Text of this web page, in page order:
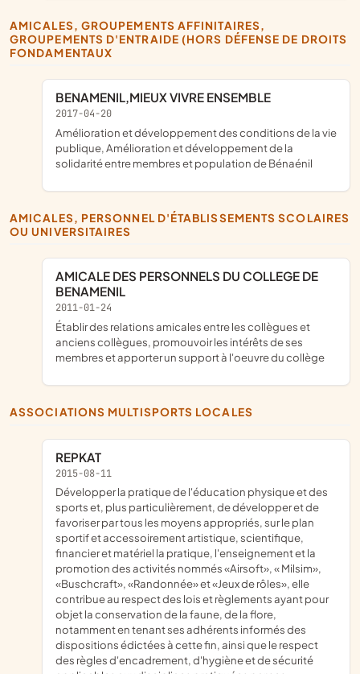
AMICALES, GROUPEMENTS AFFINITAIRES,
GROUPEMENTS D'ENTRAIDE (HORS DÉFENSE DE DROITS
FONDAMENTAUX
BENAMENIL,MIEUX VIVRE ENSEMBLE
2017-04-20
amélioration et développement des conditions de la vie
publique, Amélioration et développement de la
solidarité entre membres et population de Bénaénil
AMICALES, PERSONNEL D'ÉTABLISSEMENTS SCOLAIRES
OU UNIVERSITAIRES
AMICALE DES PERSONNELS DU COLLEGE DE
BENAMENIL
2011-01-24
établir des relations amicales entre les collègues et
anciens collègues, promouvoir les intérêts de ses
membres et apporter un support à l'oeuvre du collège
ASSOCIATIONS MULTISPORTS LOCALES
REPKAT
2015-08-11
développer la pratique de l'éducation physique et des
sports et, plus particulièrement, de développer et de
favoriser par tous les moyens appropriés, sur le plan
sportif et accessoirement artistique, scientifique,
financier et matériel la pratique, l'enseignement et la
promotion des activités nommés «Airsoft», « Milsim»,
«Buschcraft», «Randonnée» et «Jeux de rôles», elle
contribue au respect des lois et règlements ayant pour
objet la conservation de la faune, de la flore,
notamment en tenant ses adhérents informés des
dispositions édictées à cette fin, ainsi que le respect
des règles d'encadrement, d'hygiène et de sécurité